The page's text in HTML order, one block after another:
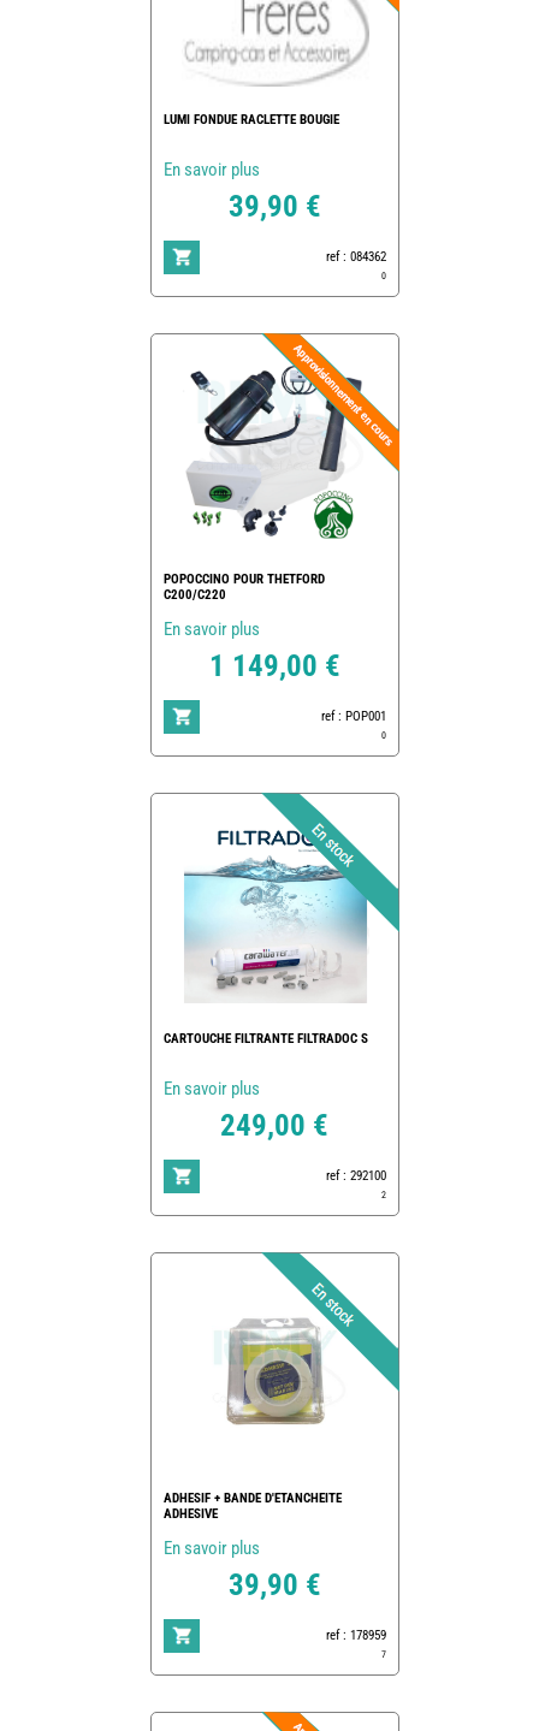
LUMI FONDUE RACLETTE BOUGIE
En savoir plus
39,90 €
ref : 084362
0
POPOCCINO POUR THETFORD
C200/C220
En savoir plus
1 149,00 €
ref : POP001
0
CARTOUCHE FILTRANTE FILTRADOC S
En savoir plus
249,00 €
ref : 292100
2
ADHESIF + BANDE D'ETANCHEITE
ADHESIVE
En savoir plus
39,90 €
ref : 178959
7